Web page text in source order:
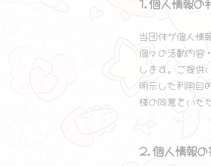
当団体が個人情
個々の活動内容
します。ご提供
明示した利用目
様の同意をいた
2.個人情報の